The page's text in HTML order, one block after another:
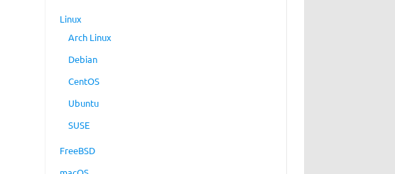
Linux
Arch Linux
Debian
CentOS
Ubuntu
SUSE
FreeBSD